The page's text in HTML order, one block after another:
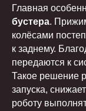
Главная
бустера.
колёсами
к заднему.
передаются к
Такое решение
запуска,
роботу